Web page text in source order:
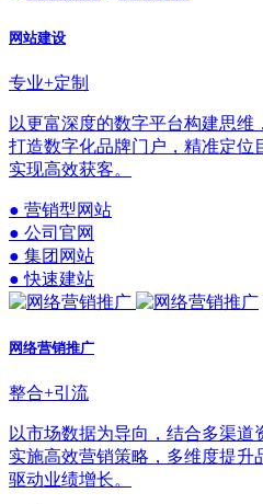
网站建设
专业+定制
以更富深度的数字平台构建思维，
打造数字化品牌门户，精准定位
实现高效获客。
● 营销型网站
● 公司官网
● 集团网站
● 快速建站
网络营销推广
整合+引流
以市场数据为导向，结合多渠道
实施高效营销策略，多维度提升
驱动业绩增长。